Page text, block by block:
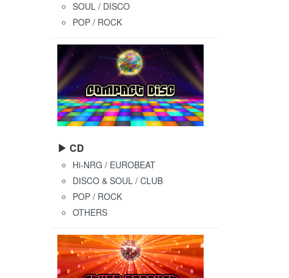
SOUL / DISCO
POP / ROCK
▶ CD
Hi-NRG / EUROBEAT
DISCO & SOUL / CLUB
POP / ROCK
OTHERS